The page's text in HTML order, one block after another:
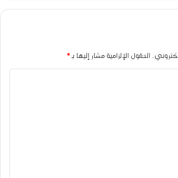
الحقول الإلزامية مشار إليها بـ*